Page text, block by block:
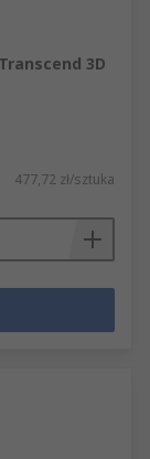
3D
477,72 zł/sztuka